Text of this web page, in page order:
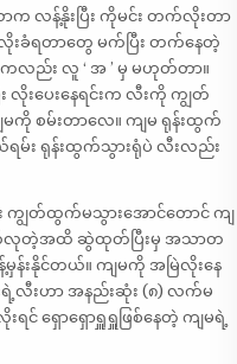
ာက လန့်နိုးပြီး ကိုမင်း တက်လိုးတာ
းခံရတာတွေ မက်ပြီး တက်နေတဲ့
ကလည်း လူ ‘ အ ’ မှ မဟုတ်တာ။
းပေးနေရင်းက လီးကို ကျွတ်
ကို စမ်းတာလေ။ ကျမ ရုန်းထွက်
မ်း ရုန်းထွက်သွားရုံပဲ လီးလည်း
ကျွတ်ထွက်မသွားအောင်တောင် ကျ
တ်လုတဲ့အထိ ဆွဲထုတ်ပြီးမှ အသာတ
းနိုင်တယ်။ ကျမကို အမြဲလိုးနေ
ရဲ့လီးဟာ အနည်းဆုံး (၈) လက်မ
ရှောရှောရှူရှူဖြစ်နေတဲ့ ကျမရဲ့